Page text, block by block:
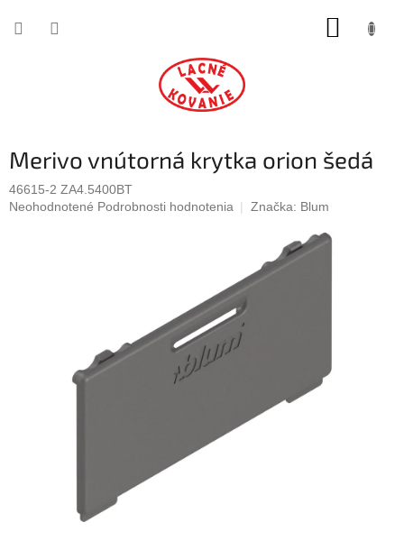
Merivo vnútorná krytka orion šedá
46615-2 ZA4.5400BT
Priemerné
Neohodnotené Podrobnosti hodnotenia Značka: Blum